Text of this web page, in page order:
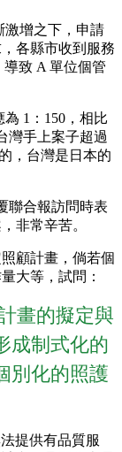
激增之下，申請
各縣市收到服務
致 A 單位個管
1：150，相比
灣手上案子超過
，台灣是日本的
聯合報訪問時表
非常辛苦。
顧計畫，倘若個
大等，試問：
畫的擬定與
成制式化的
別化的照護
提供有品質服